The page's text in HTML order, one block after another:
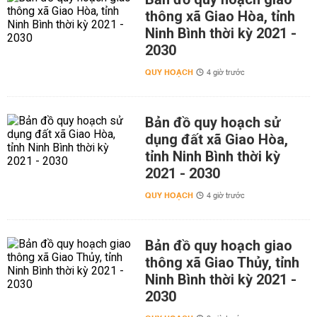
thông xã Giao Hòa, tỉnh
Ninh Bình thời kỳ 2021 -
2030
QUY HOẠCH 4 giờ trước
Bản đồ quy hoạch sử
dụng đất xã Giao Hòa,
tỉnh Ninh Bình thời kỳ
2021 - 2030
QUY HOẠCH 4 giờ trước
Bản đồ quy hoạch giao
thông xã Giao Thủy, tỉnh
Ninh Bình thời kỳ 2021 -
2030